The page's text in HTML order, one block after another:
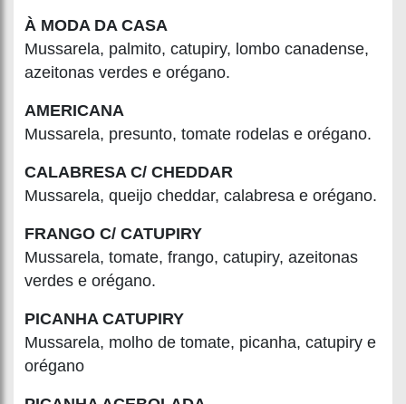
À MODA DA CASA
Mussarela, palmito, catupiry, lombo canadense,
azeitonas verdes e orégano.
AMERICANA
Mussarela, presunto, tomate rodelas e orégano.
CALABRESA C/ CHEDDAR
Mussarela, queijo cheddar, calabresa e orégano.
FRANGO C/ CATUPIRY
Mussarela, tomate, frango, catupiry, azeitonas
verdes e orégano.
PICANHA CATUPIRY
Mussarela, molho de tomate, picanha, catupiry e
orégano